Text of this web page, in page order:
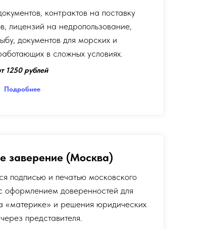
контрактов на поставку
лицензий на недропользование,
документов для морских и
в сложных условиях.
1250 рублей
Подробнее
заверение (Москва)
подписью и печатью московского
оформлением доверенностей для
«материке» и решения юридических
представителя.